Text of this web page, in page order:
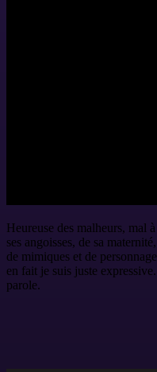
Heureuse des malheurs, mal
ses angoisses, de sa
de mimiques et de
en fait je suis juste
parole.